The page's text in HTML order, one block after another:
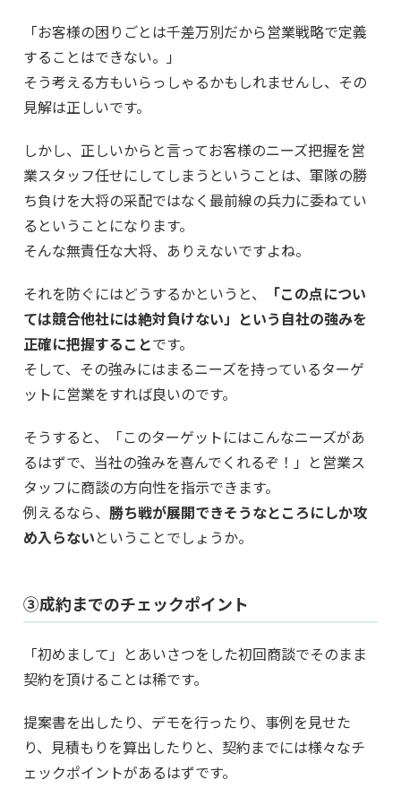
「お客様の困りごとは千差万別だから営業戦略で定義
することはできない。」
そう考える方もいらっしゃるかもしれませんし、その
見解は正しいです。
しかし、正しいからと言ってお客様のニーズ把握を営
業スタッフ任せにしてしまうということは、軍隊の勝
ち負けを大将の采配ではなく最前線の兵力に委ねてい
るということになります。
そんな無責任な大将、ありえないですよね。
それを防ぐにはどうするかというと、
「この点につい
ては競合他社には絶対負けない」という自社の強みを
正確に把握することです。
そして、その強みにはまるニーズを持っているターゲ
ットに営業をすれば良いのです。
そうすると、「このターゲットにはこんなニーズがあ
るはずで、当社の強みを喜んでくれるぞ！」と営業ス
タッフに商談の方向性を指示できます。
例えるなら、 勝ち戦が展開できそうなところにしか攻
め入らないということでしょうか。
③成約までのチェックポイント
「初めまして」とあいさつをした初回商談でそのまま
契約を頂けることは稀です。
提案書を出したり、デモを行ったり、事例を見せた
り、見積もりを算出したりと、契約までには様々なチ
ェックポイントがあるはずです。